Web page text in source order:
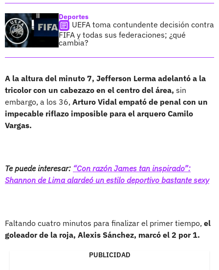
Deportes
UEFA toma contundente decisión contra
FIFA y todas sus federaciones; ¿qué
cambia?
A la altura del minuto 7, Jefferson Lerma adelantó a la
tricolor con un cabezazo en el centro del área, sin
embargo, a los 36, Arturo Vidal empató de penal con un
impecable riflazo imposible para el arquero Camilo
Vargas.
Te puede interesar: “Con razón James tan inspirado”:
Shannon de Lima alardeó un estilo deportivo bastante sexy
Faltando cuatro minutos para finalizar el primer tiempo, el
goleador de la roja, Alexis Sánchez, marcó el 2 por 1.
PUBLICIDAD